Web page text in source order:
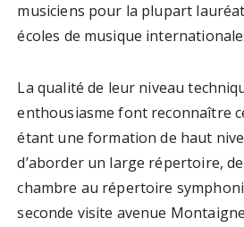
musiciens pour la plupart
écoles de musique
La qualité de leur niveau
enthousiasme font reconnaître
étant une formation de haut
d’aborder un large répertoire,
chambre au répertoire
seconde visite avenue